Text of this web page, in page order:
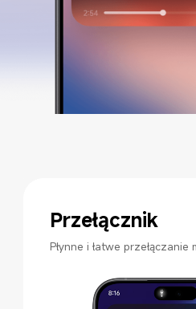
Przełącznik
Płynne i łatwe przełączanie